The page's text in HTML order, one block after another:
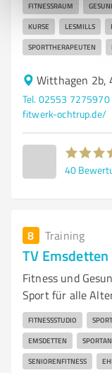
FITNESSRAUM
KURSE LESMILLS
SPORTTHERAPEUTEN
Witthagen 2b,
Tel. 02553 7275970
fitwerk-ochtrup.de/
40
8 Training
TV Emsdetten
Fitness und
Sport für alle
FITNESSSTUDIO
EMSDETTEN
SENIORENFITNESS